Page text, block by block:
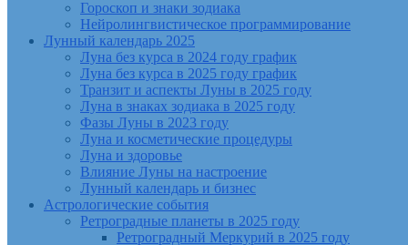
Гороскоп и знаки зодиака
Нейролингвистическое программирование
Лунный календарь 2025
Луна без курса в 2024 году график
Луна без курса в 2025 году график
Транзит и аспекты Луны в 2025 году
Луна в знаках зодиака в 2025 году
Фазы Луны в 2023 году
Луна и косметические процедуры
Луна и здоровье
Влияние Луны на настроение
Лунный календарь и бизнес
Астрологические события
Ретроградные планеты в 2025 году
Ретроградный Меркурий в 2025 году